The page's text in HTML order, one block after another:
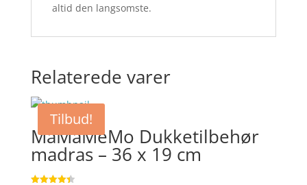
altid den langsomste.
Relaterede varer
Tilbud!
MaMaMeMo Dukketilbehør
madras – 36 x 19 cm